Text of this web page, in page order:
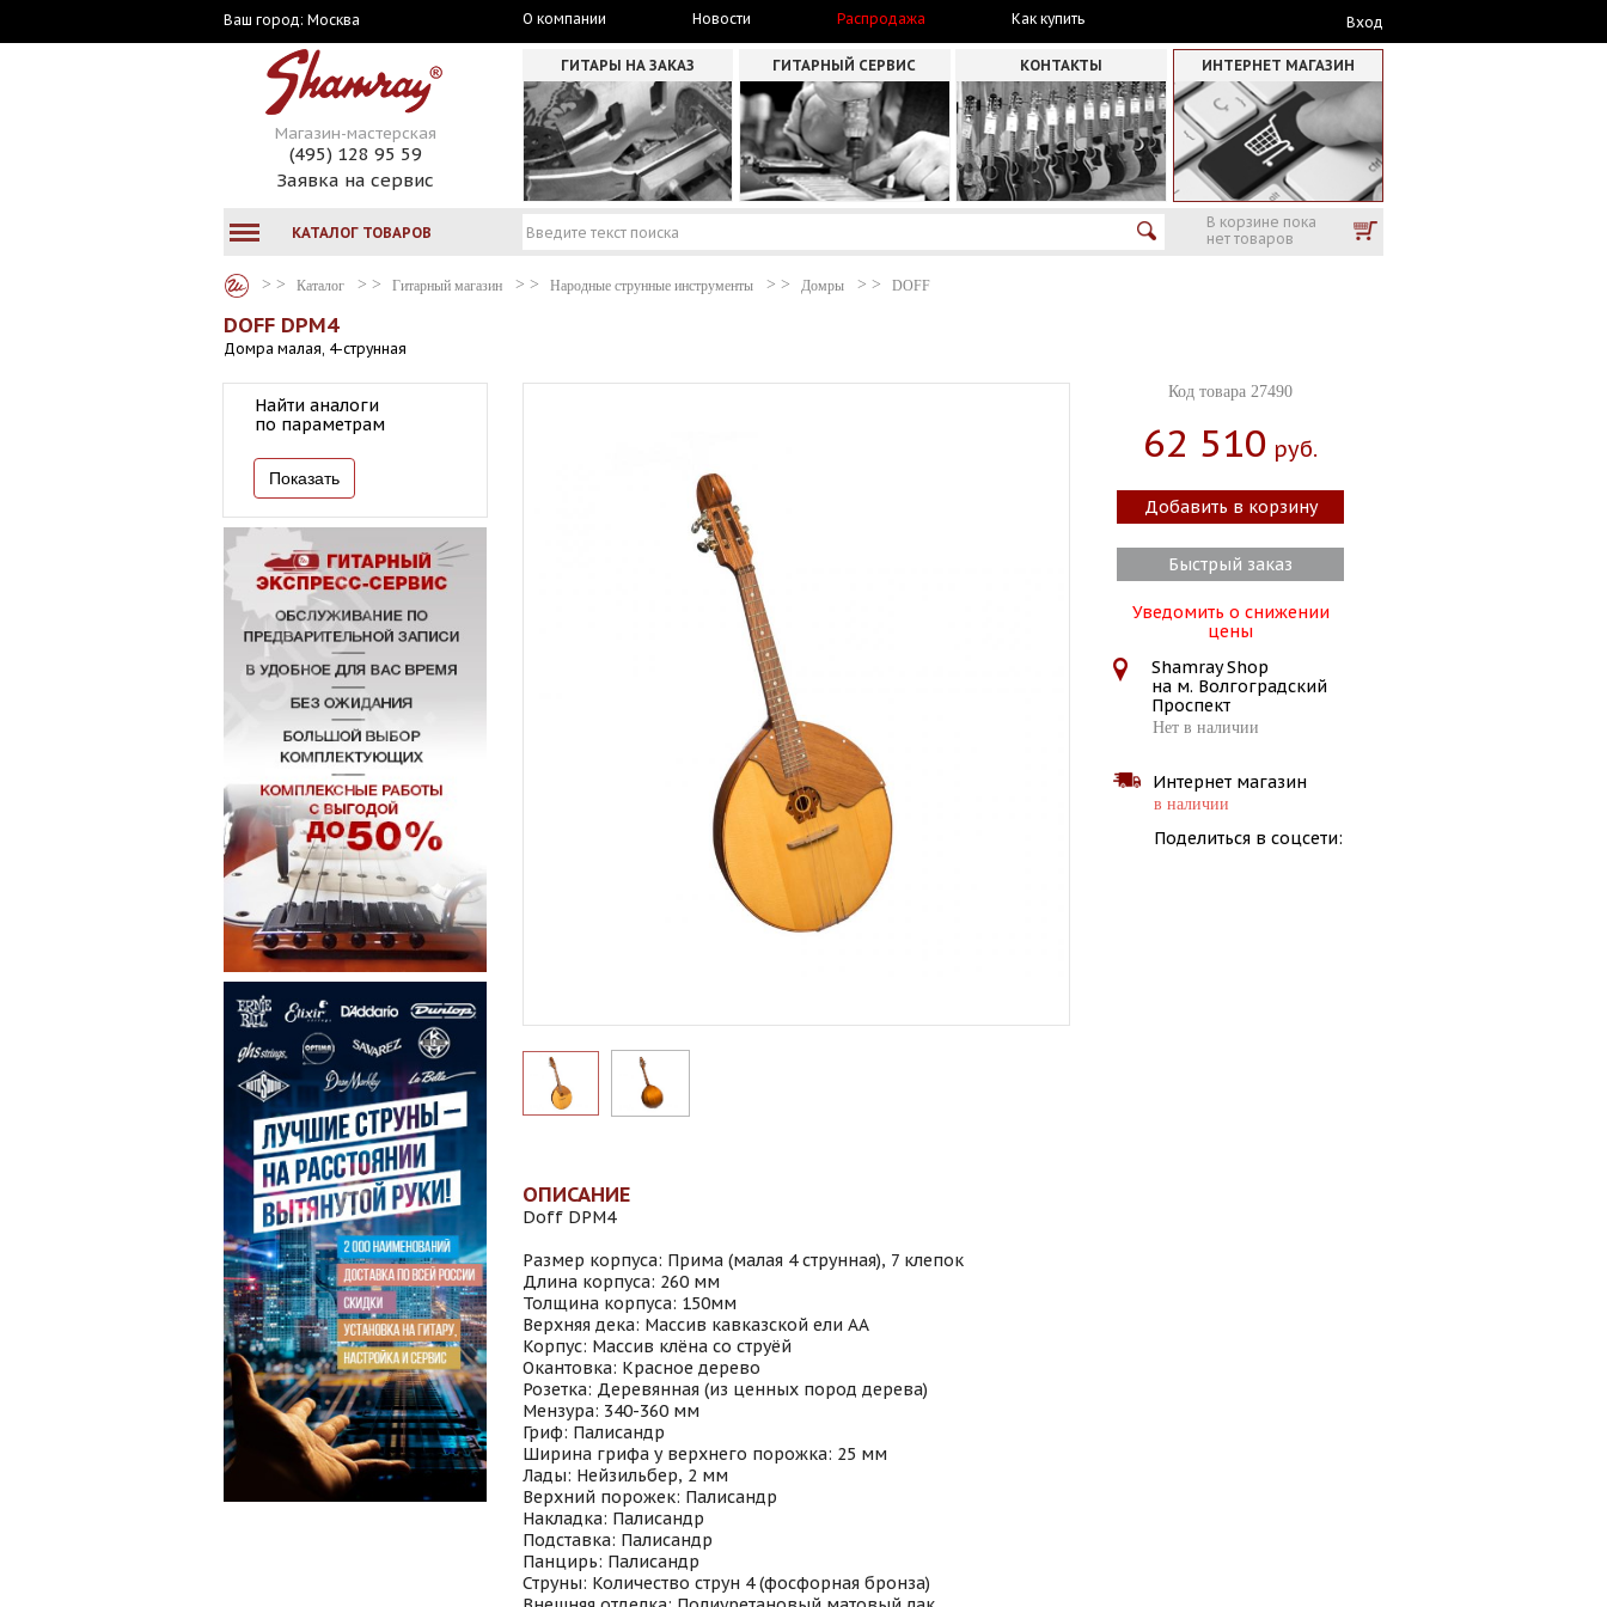
Ваш город: Москва О компании Новости Распродажа Как купить Вход
Магазин-мастерская
(495) 128 95 59
Заявка на сервис
ГИТАРЫ НА ЗАКАЗ ГИТАРНЫЙ СЕРВИС КОНТАКТЫ ИНТЕРНЕТ МАГАЗИН
КАТАЛОГ ТОВАРОВ
В корзине пока
нет товаров
Каталог Гитарный магазин Народные струнные инструменты Домры DOFF
DOFF DPM4
Домра малая, 4-струнная
Найти аналоги
по параметрам
Код товара 27490
62 510 Руб.
Добавить в корзину
Быстрый заказ
Уведомить о снижении
цены
Shamray Shop
на м. Волгоградский
Проспект
Нет в наличии
Интернет магазин
в наличии
Поделиться в соцсети:
ОПИСАНИЕ
Doff DPM4
Размер корпуса: Прима (малая 4 струнная), 7 клепок
Длина корпуса: 260 мм
Толщина корпуса: 150мм
Верхняя дека: Массив кавказской ели АА
Корпус: Массив клёна со струёй
Окантовка: Красное дерево
Розетка: Деревянная (из ценных пород дерева)
Мензура: 340-360 мм
Гриф: Палисандр
Ширина грифа у верхнего порожка: 25 мм
Лады: Нейзильбер, 2 мм
Верхний порожек: Палисандр
Накладка: Палисандр
Подставка: Палисандр
Панцирь: Палисандр
Струны: Количество струн 4 (фосфорная бронза)